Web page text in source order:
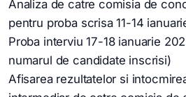
Analiza de catre comisia de
pentru proba scrisa 11-14
Proba interviu 17-18 ianuarie
numarul de candidate inscrisi)
Afisarea rezultatelor si